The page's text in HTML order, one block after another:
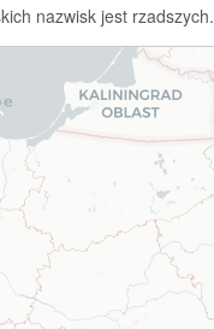
nazwisk jest rzadszych.